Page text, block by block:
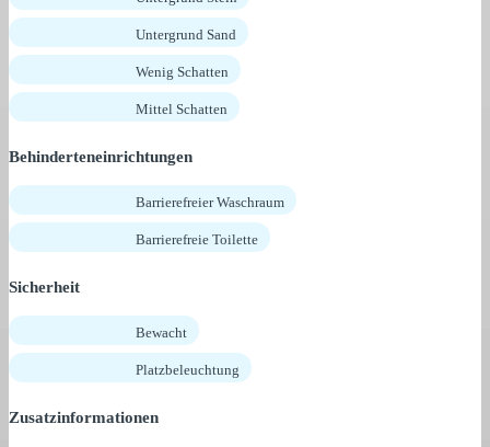
Untergrund Sand
Wenig Schatten
Mittel Schatten
Behinderteneinrichtungen
Barrierefreier Waschraum
Barrierefreie Toilette
Sicherheit
Bewacht
Platzbeleuchtung
Zusatzinformationen